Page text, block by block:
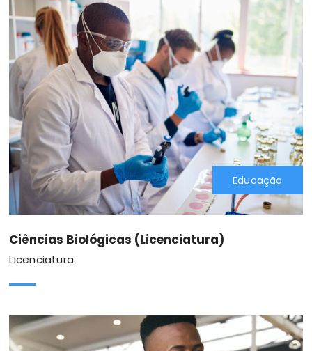
Educação
Ciências Biológicas (Licenciatura)
Licenciatura